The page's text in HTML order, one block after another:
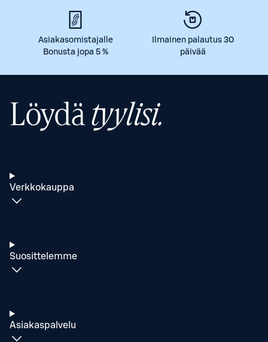
Asiakasomistajalle
Bonusta jopa 5 %
Ilmainen palautus 30
päivää
Löydätyylisi.
Verkkokauppa
Suosittelemme
Asiakaspalvelu